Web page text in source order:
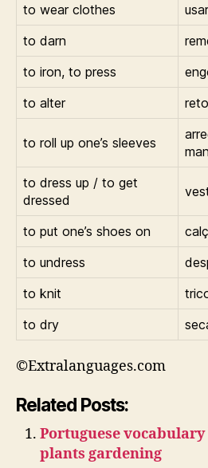
to wear clothes
to darn
to iron, to press
to alter
to roll up one’s sleeves
to dress up / to get
dressed
to put one’s shoes on
to undress
to knit
to dry
©Extralanguages.com
Related Posts:
Portuguese vocabulary
plants gardening